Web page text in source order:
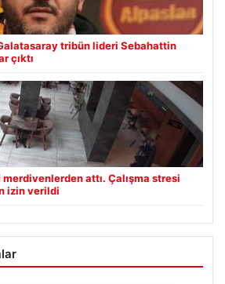
Galatasaray tribün lideri Sebahattin
çıktı
attı. Çalışma stresi
izin verildi